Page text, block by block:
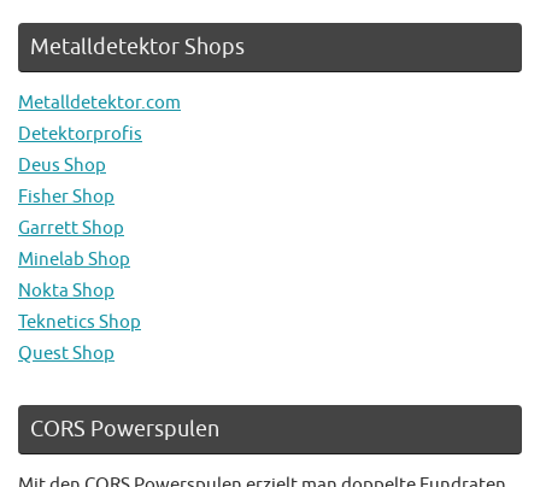
Metalldetektor Shops
Metalldetektor.com
Detektorprofis
Deus Shop
Fisher Shop
Garrett Shop
Minelab Shop
Nokta Shop
Teknetics Shop
Quest Shop
CORS Powerspulen